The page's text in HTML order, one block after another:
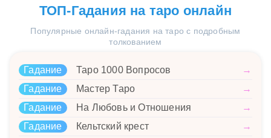
ТОП-Гадания на таро онлайн
Популярные онлайн-гадания на таро с подробным
толкованием
Гадание Таро 1000 Вопросов
→
Гадание
Мастер Таро
→
Гадание
На Любовь и Отношения
→
Гадание
Кельтский крест
→